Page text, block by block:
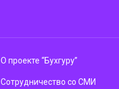
О проекте “Бухгуру”
Сотрудничество со СМИ